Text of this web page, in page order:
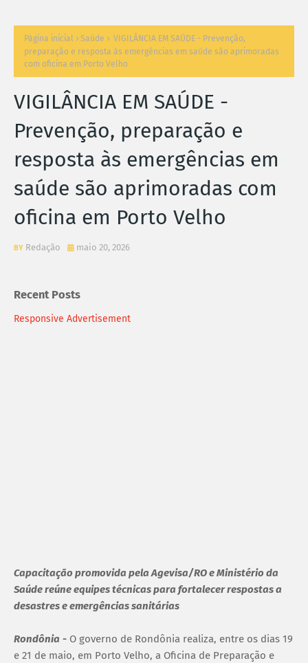
Página inicial Saúde
VIGILÂNCIA EM SAÚDE - Prevenção,
preparação e resposta às emergências em saúde são aprimoradas
com oficina em Porto Velho
VIGILÂNCIA EM SAÚDE -
Prevenção, preparação e
resposta às emergências em
saúde são aprimoradas com
oficina em Porto Velho
Redação maio 20, 2026
Recent Posts
Responsive Advertisement
Capacitação promovida pela Agevisa/RO e Ministério da
Saúde reúne equipes técnicas para fortalecer respostas a
desastres e emergências sanitárias
Rondônia - O governo de Rondônia realiza, entre os dias 19
e 21 de maio, em Porto Velho, a Oficina de Preparação e